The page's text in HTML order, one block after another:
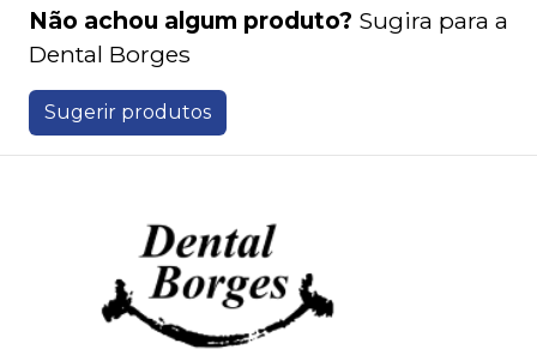
Não achou algum produto? Sugira para a
Dental Borges
Sugerir produtos